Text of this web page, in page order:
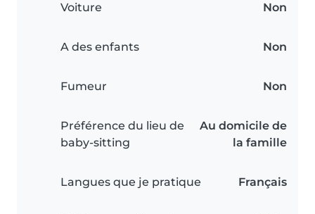
Voiture Non
A des enfants Non
Fumeur Non
Préférence du lieu de
baby-sitting
Au domicile de
la famille
Langues que je pratique Français